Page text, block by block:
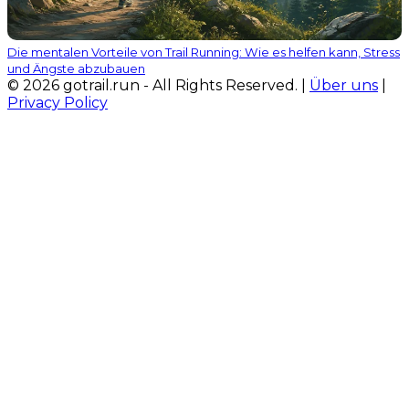
Die mentalen Vorteile von Trail Running: Wie es helfen kann, Stress
und Ängste abzubauen
© 2026 gotrail.run - All Rights Reserved. | Über uns
Privacy Policy